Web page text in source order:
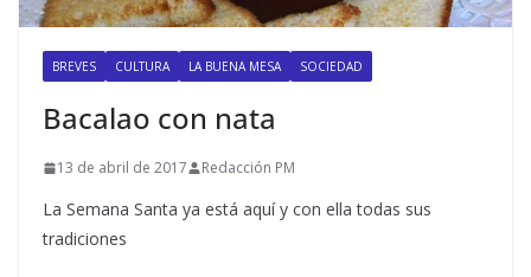
BREVES CULTURA LA BUENA MESA SOCIEDAD
Bacalao con nata
13 de abril de 2017 Redacción PM
La Semana Santa ya está aquí y con ella todas sus
tradiciones